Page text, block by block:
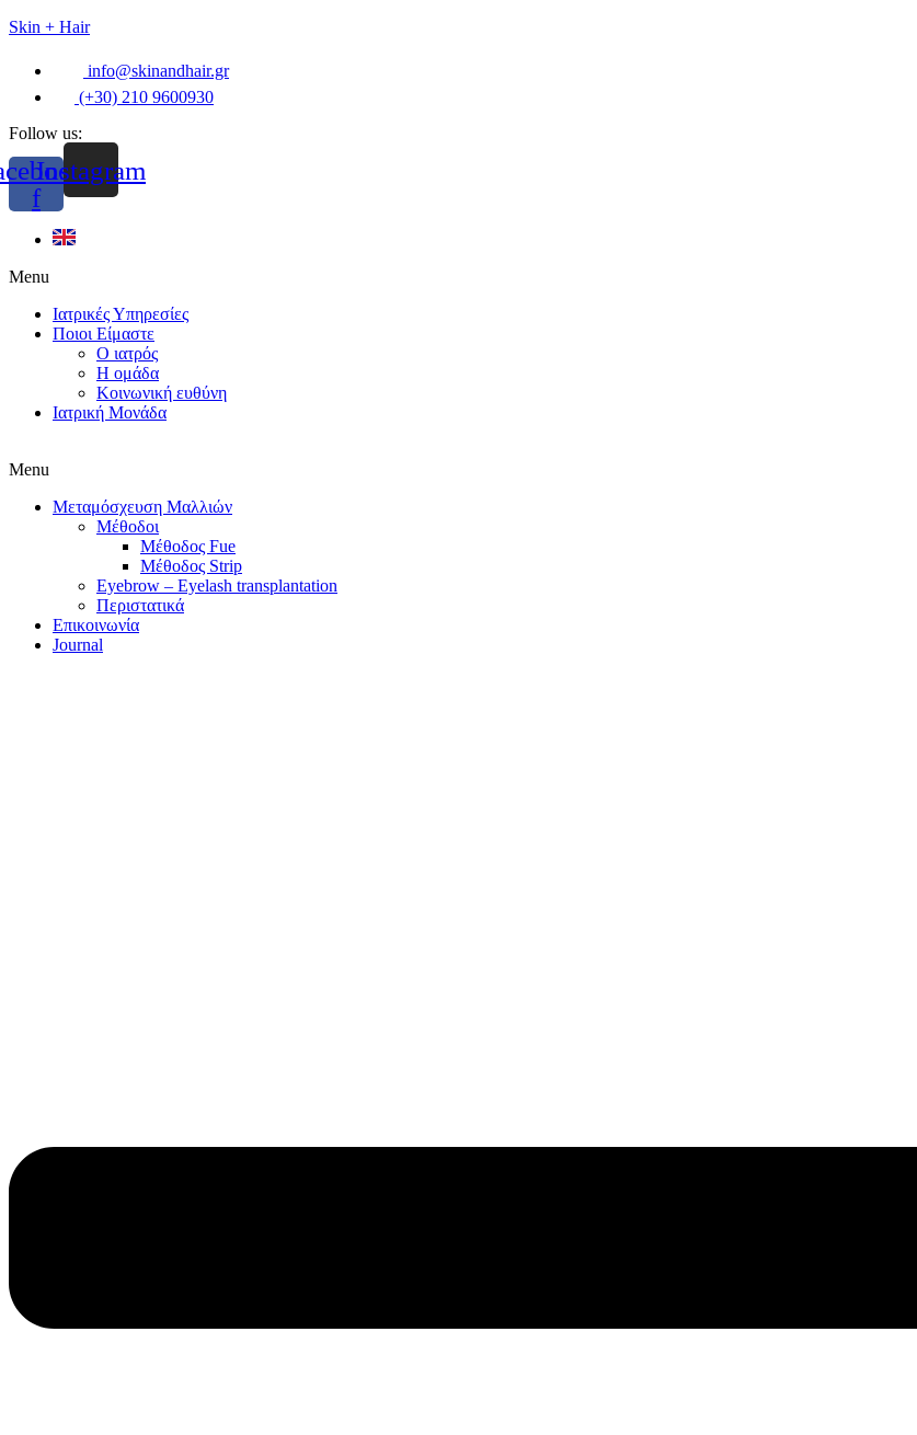
Skin + Hair
info@skinandhair.gr
(+30) 210 9600930
Follow us:
f
Instagram
Menu
Ιατρικές Υπηρεσίες
Ποιοι Είμαστε
Ο ιατρός
Η ομάδα
Κοινωνική ευθύνη
Ιατρική Μονάδα
Menu
Μεταμόσχευση Μαλλιών
Μέθοδοι
Μέθοδος Fue
Μέθοδος Strip
Eyebrow – Eyelash transplantation
Περιστατικά
Επικοινωνία
Journal